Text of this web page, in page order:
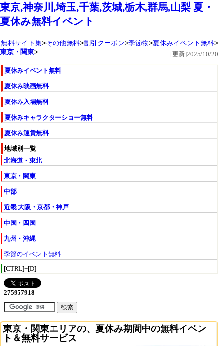
東京,神奈川,埼玉,千葉,茨城,栃木,群馬,山梨 夏・
夏休み無料イベント
無料サイト集 その他無料 割引クーポン 季節物
夏休みイベント無料
東京・関東
[更新]2025/10/20
夏休みイベント無料
夏休み映画無料
夏休み入場無料
夏休みキャラクターショー無料
夏休み運賃無料
地域別一覧
北海道・東北
東京・関東
中部
近畿 大阪・京都・神戸
中国・四国
九州・沖縄
季節のイベント無料
[CTRL]+[D]
東京・関東エリアの、夏休み期間中の無料イベン
ト＆無料サービス